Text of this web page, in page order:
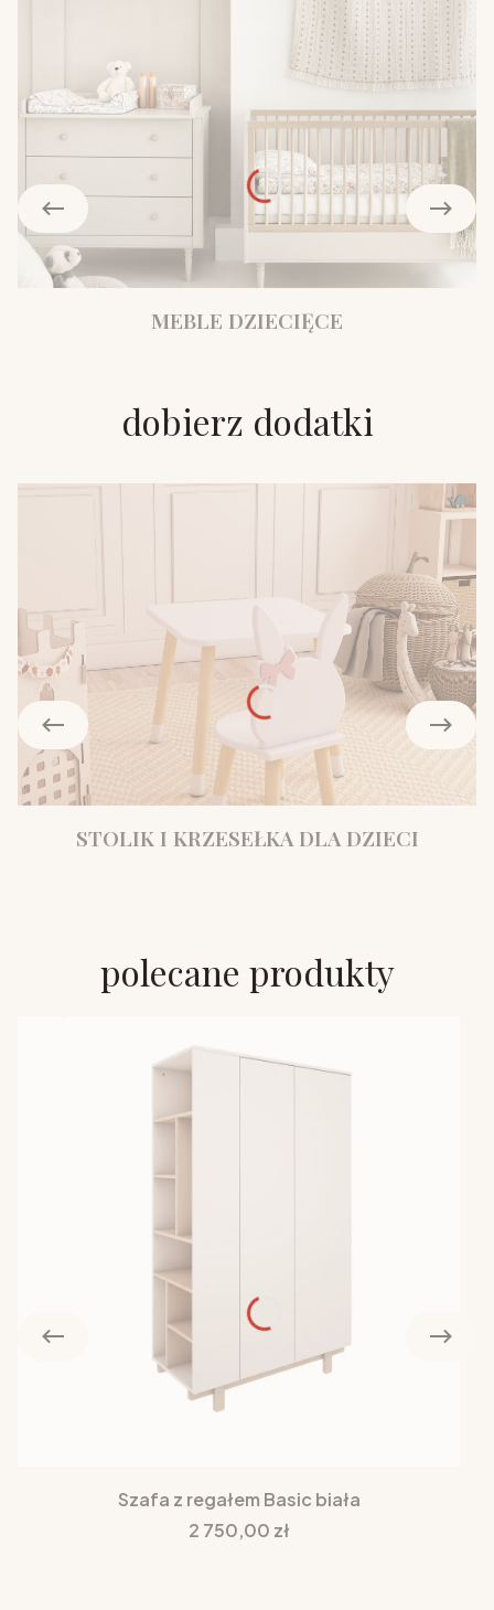
MEBLE DZIECIĘCE
dobierz dodatki
STOLIK I KRZESEŁKA DLA DZIECI
polecane produkty
Szafa z regałem Basic biała
Cena
2 750,00 zł